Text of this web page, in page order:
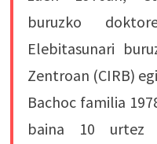
buruzko
Elebitasunari
Zentroan (CIRB)
Bachoc familia
baina 10 urtez